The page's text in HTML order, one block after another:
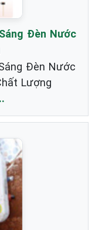
Đèn Nước
Đèn Nước
Lượng